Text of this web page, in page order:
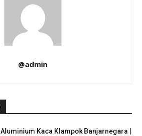
@admin
Aluminium Kaca Klampok Banjarnegara |